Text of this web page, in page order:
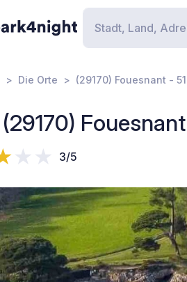
Die Orte (29170) Fouesnant -
(29170)
3/5